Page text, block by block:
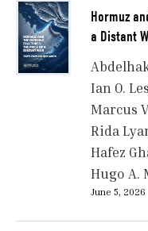
Hormuz
a Distant
Ian O.
Marcus
Rida
Hafez
Hugo A.
June 5, 2026